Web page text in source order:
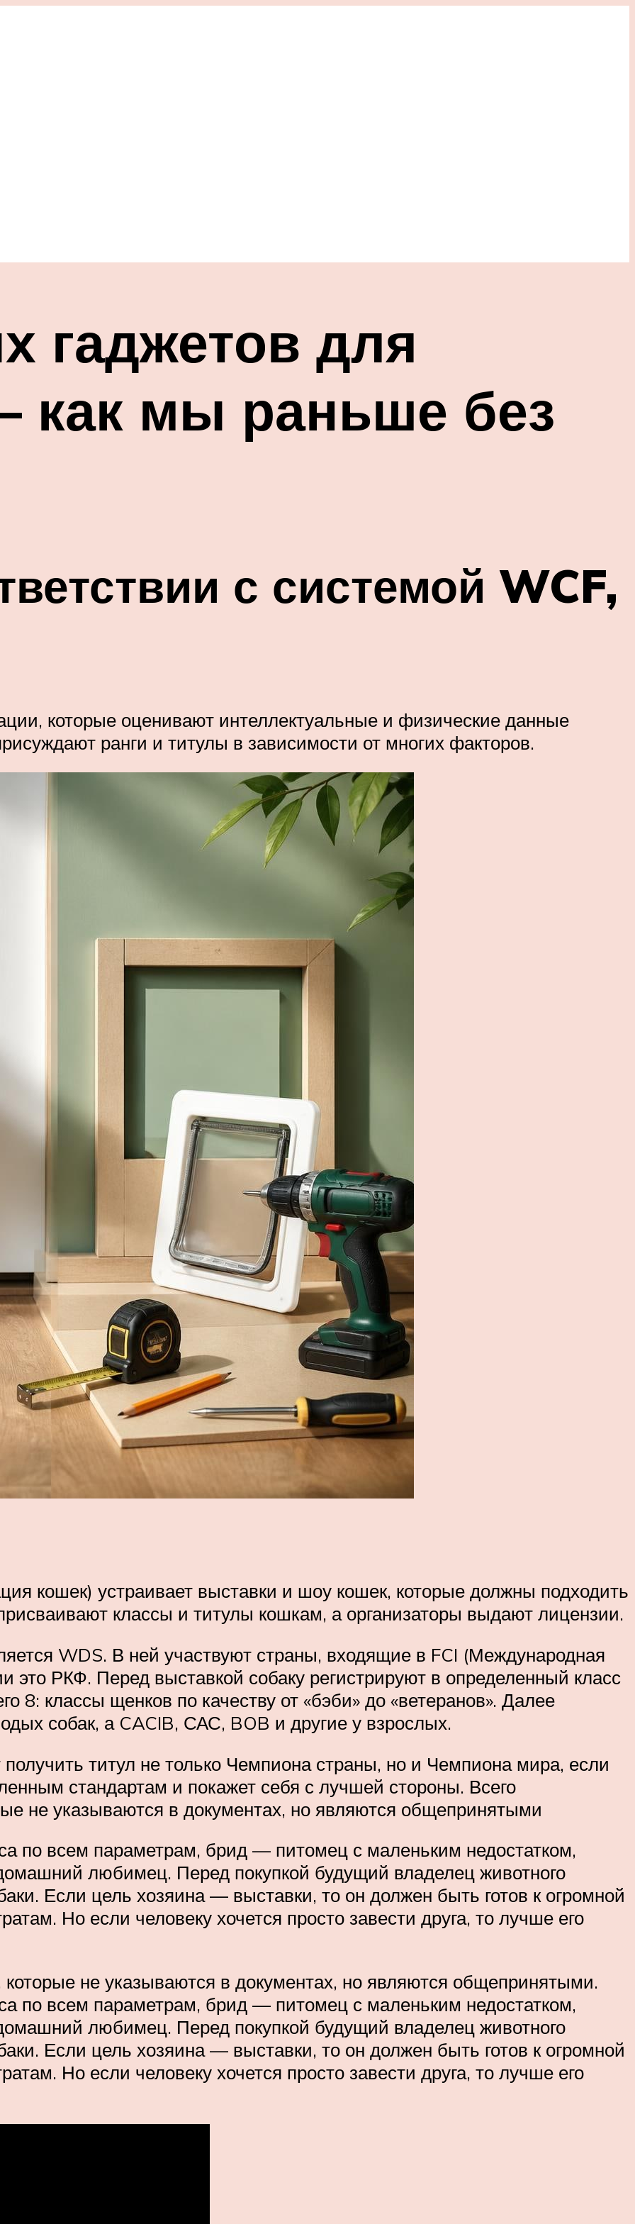
гаджетов для
как мы раньше без
с системой WCF,
которые оценивают интеллектуальные и физические данные
ранги и титулы в зависимости от многих факторов.
кошек) устраивает выставки и шоу кошек, которые должны подходить
классы и титулы кошкам, а организаторы выдают лицензии.
WDS. В ней участвуют страны, входящие в FCI (Международная
это РКФ. Перед выставкой собаку регистрируют в определенный класс
8: классы щенков по качеству от «бэби» до «ветеранов». Далее
собак, а CACIB, САС, BOB и другие у взрослых.
титул не только Чемпиона страны, но и Чемпиона мира, если
стандартам и покажет себя с лучшей стороны. Всего
не указываются в документах, но являются общепринятыми
по всем параметрам, брид — питомец с маленьким недостатком,
любимец. Перед покупкой будущий владелец животного
Если цель хозяина — выставки, то он должен быть готов к огромной
Но если человеку хочется просто завести друга, то лучше его
которые не указываются в документах, но являются общепринятыми.
по всем параметрам, брид — питомец с маленьким недостатком,
любимец. Перед покупкой будущий владелец животного
Если цель хозяина — выставки, то он должен быть готов к огромной
Но если человеку хочется просто завести друга, то лучше его